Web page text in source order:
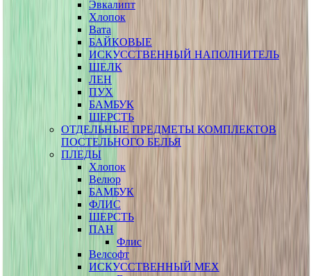
Эвкалипт
Хлопок
Вата
БАЙКОВЫЕ
ИСКУССТВЕННЫЙ НАПОЛНИТЕЛЬ
ШЕЛК
ЛЕН
ПУХ
БАМБУК
ШЕРСТЬ
ОТДЕЛЬНЫЕ ПРЕДМЕТЫ КОМПЛЕКТОВ
ПОСТЕЛЬНОГО БЕЛЬЯ
ПЛЕДЫ
Хлопок
Велюр
БАМБУК
ФЛИС
ШЕРСТЬ
ПАН
Флис
Велсофт
ИСКУССТВЕННЫЙ МЕХ